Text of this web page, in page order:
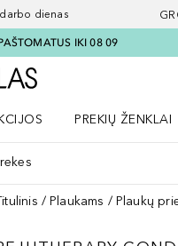
dienas
IKI 08 09
Į Douglas pagrindinį
PREKIŲ ŽENKLAI
Plaukams Plaukų